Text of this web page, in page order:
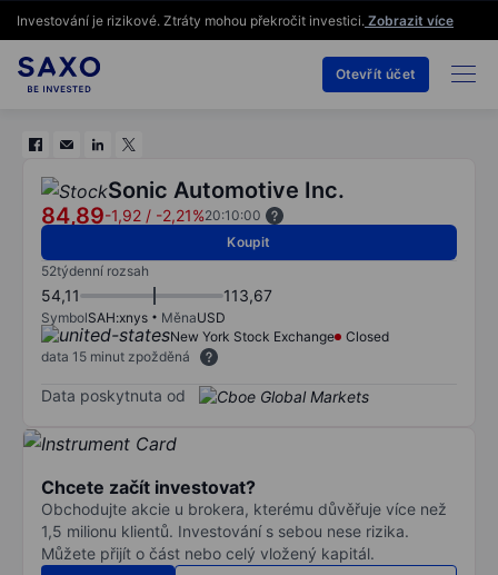
Investování je rizikové. Ztráty mohou překročit investici. Zobrazit více
Otevřít účet
Sonic Automotive Inc.
84,89-1,92 / -2,21%20:10:00
Koupit
52týdenní rozsah
54,11 113,67
SymbolSAH:xnys MěnaUSD
New York Stock Exchange
Closed
data 15 minut zpožděná
Data poskytnuta od
Chcete začít investovat?
Obchodujte akcie u brokera, kterému důvěřuje více než
1,5 milionu klientů. Investování s sebou nese rizika.
Můžete přijít o část nebo celý vložený kapitál.